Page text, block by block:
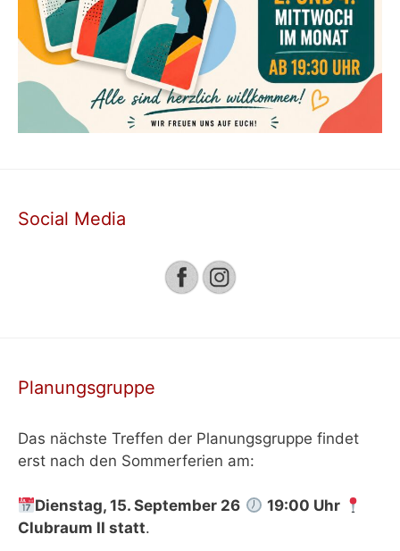
Social Media
Planungsgruppe
Das nächste Treffen der Planungsgruppe findet
erst nach den Sommerferien am:
Dienstag, 15. September 26
19:00 Uhr
Clubraum II statt.